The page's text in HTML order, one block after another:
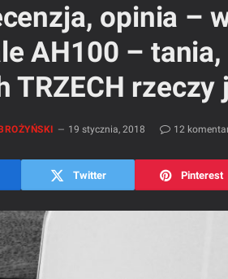
opinia –
AH100 –
TRZECH rzeczy
19 stycznia, 2018 12
Twitter Pinterest